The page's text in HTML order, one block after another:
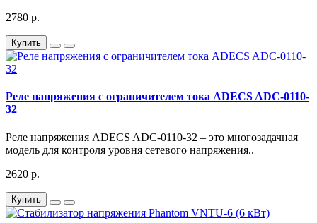
2780 р.
Купить
Реле напряжения с ограничителем тока ADECS ADC-0110-
32
Реле напряжения ADECS ADC-0110-32 – это многозадачная
модель для контроля уровня сетевого напряжения..
2620 р.
Купить